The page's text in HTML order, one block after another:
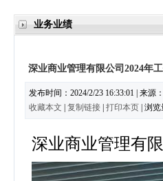
业务业绩
深业商业管理有限公司2024年
发布时间：2024/2/23 16:33:01 | 来源：
收藏本文
复制链接 打印本页 | 浏
深业商业管理有